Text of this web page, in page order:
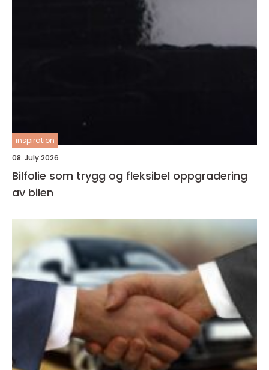
inspiration
08. July 2026
Bilfolie som trygg og fleksibel oppgradering
av bilen